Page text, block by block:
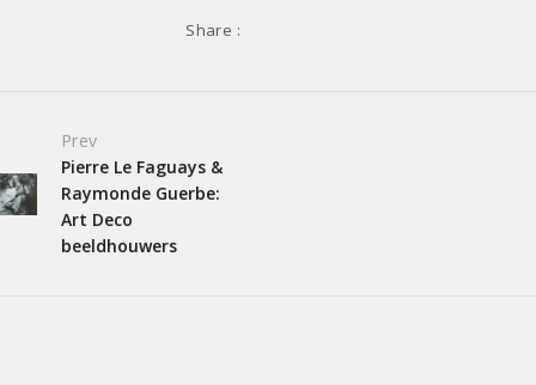
Share :
Prev
Pierre Le Faguays &
Raymonde Guerbe:
Art Deco
beeldhouwers